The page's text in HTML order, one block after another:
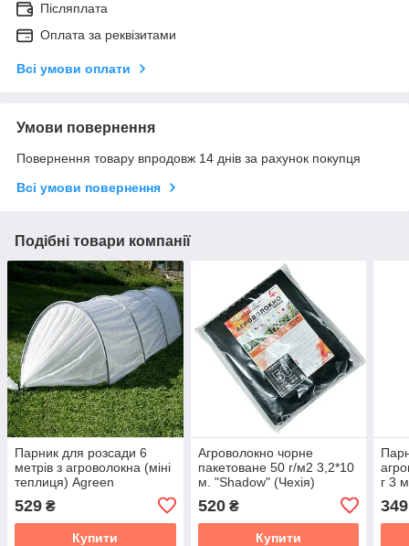
Післяплата
Оплата за реквізитами
Всі умови оплати
Умови повернення
Повернення товару впродовж 14 днів за рахунок покупця
Всі умови повернення
Подібні товари компанії
Парник для розсади 6
метрів з агроволокна (міні
теплиця) Agreen
529 ₴
Купити
Агроволокно чорне
пакетоване 50 г/м2 3,2*10
м. "Shadow" (Чехія)
520₴
Купити
г 3
349